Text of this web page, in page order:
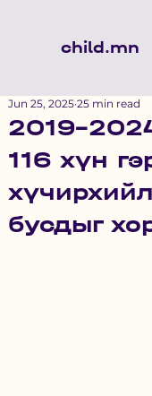
child.mn
2019-
116 хүн
бусдыг
Jun 25, 2025 25 min read